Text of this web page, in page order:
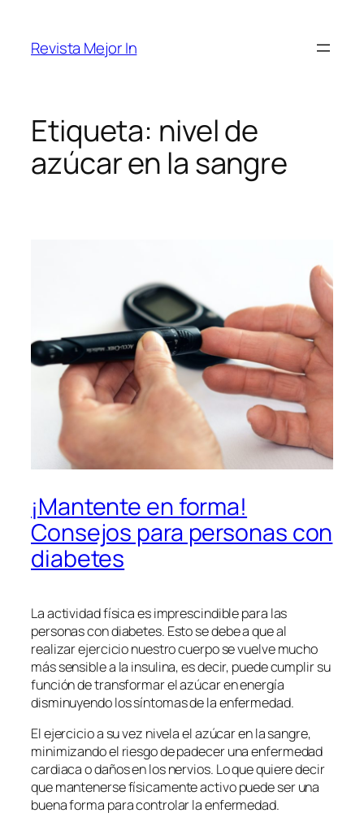
contenido
Revista Mejor In
Etiqueta: nivel de
azúcar en la sangre
¡Mantente en forma!
Consejos para personas con
diabetes
La actividad física es imprescindible para las
personas con diabetes. Esto se debe a que al
realizar ejercicio nuestro cuerpo se vuelve mucho
más sensible a la insulina, es decir, puede cumplir su
función de transformar el azúcar en energía
disminuyendo los síntomas de la enfermedad.
El ejercicio a su vez nivela el azúcar en la sangre,
minimizando el riesgo de padecer una enfermedad
cardiaca o daños en los nervios. Lo que quiere decir
que mantenerse físicamente activo puede ser una
buena forma para controlar la enfermedad.